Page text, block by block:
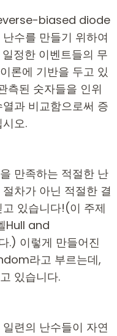
biased diode
수를 만들기 위하여
정한 이벤트들의 무
론에 기반을 두고 있
측된 숫자들을 인위
과 비교함으로써 증
오.
만족하는 적절한 난
차가 아닌 적절한 결
있습니다!(이 주제
Hull and
.) 이렇게 만들어진
라고 부르는데,
있습니다.
련의 난수들이 자연